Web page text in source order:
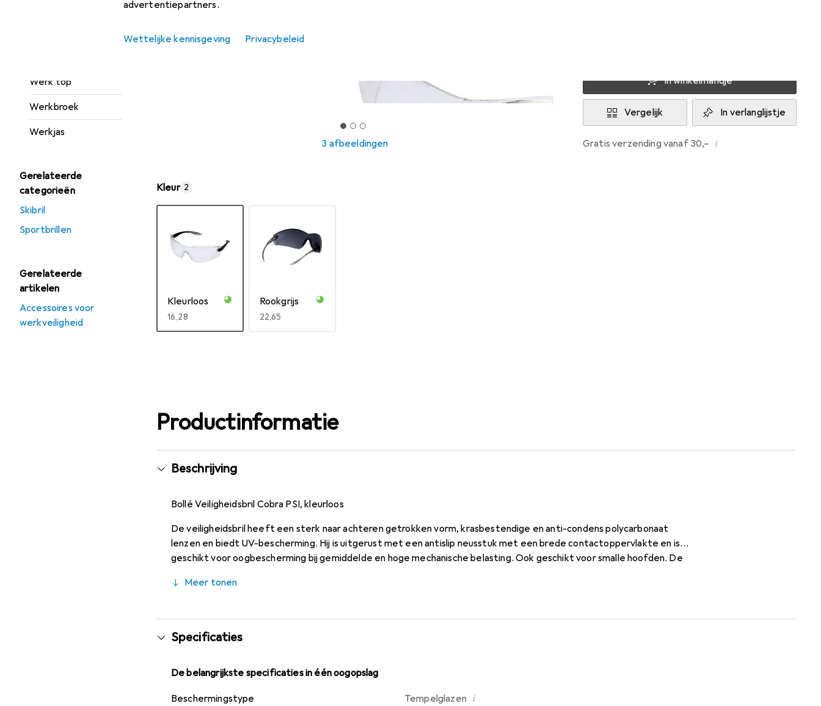
advertentiepartners.
Wettelijke kennisgeving Privacybeleid
Werk top
Werkbroek
Werkjas
Gerelateerde
categorieën
Skibril
Sportbrillen
Gerelateerde
artikelen
Accessoires voor
werkveiligheid
3 afbeeldingen
In winkelmandje
Vergelijk In verlanglijstje
Gratis verzending vanaf 30,– i
Kleur 2
Kleurloos
EUR
16,28
Rookgrijs
EUR
22,65
Productinformatie
Beschrijving
Bollé Veiligheidsbril Cobra PSI, kleurloos
De veiligheidsbril heeft een sterk naar achteren getrokken vorm, krasbestendige en anti-condens polycarbonaat
lenzen en biedt UV-bescherming. Hij is uitgerust met een antislip neusstuk met een brede contactoppervlakte en is
geschikt voor oogbescherming bij gemiddelde en hoge mechanische belasting. Ook geschikt voor smalle hoofden. De
Meer tonen
Specificaties
De belangrijkste specificaties in één oogopslag
Beschermingstype Tempelglazen i